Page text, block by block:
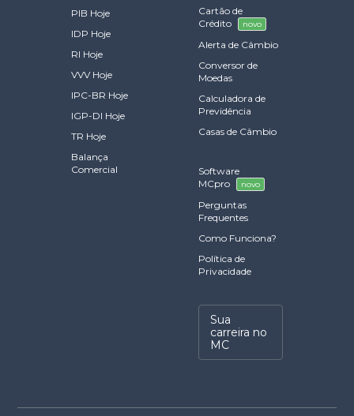
PIB Hoje
IDP Hoje
RI Hoje
VVV Hoje
IPC-BR Hoje
IGP-DI Hoje
TR Hoje
Balança
Comercial
Cartão de
Crédito
novo
Alerta de Câmbio
Conversor de
Moedas
Calculadora de
Previdência
Casas de Câmbio
Software
MCpro
novo
Perguntas
Frequentes
Como Funciona?
Política de
Privacidade
Sua
carreira no
MC